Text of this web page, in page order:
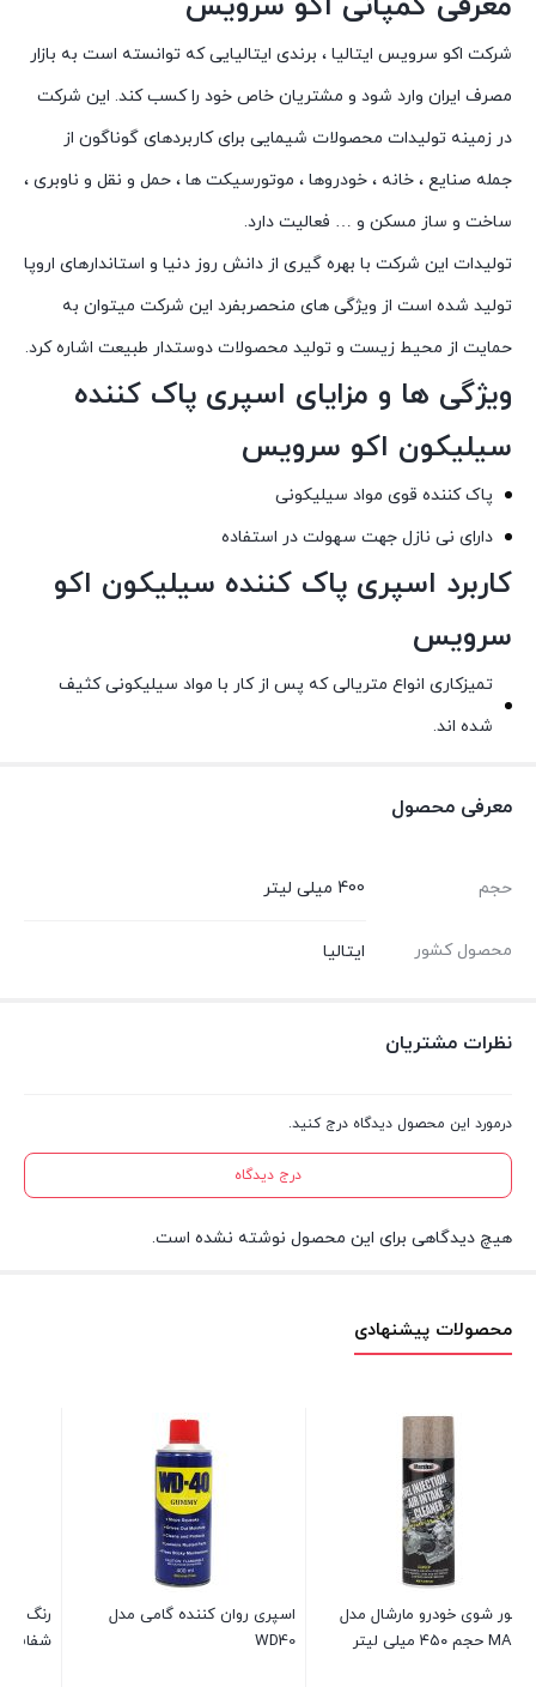
شرکت اکو سرویس ایتالیا ، برندی ایتالیایی که توانسته است به بازار
مصرف ایران وارد شود و مشتریان خاص خود را کسب کند. این شرکت
در زمینه تولیدات محصولات شیمایی برای کاربردهای گوناگون از
جمله صنایع ، خانه ، خودروها ، موتورسیکت ها ، حمل و نقل و ناوبری ،
ساخت و ساز مسکن و … فعالیت دارد.
تولیدات این شرکت با بهره گیری از دانش روز دنیا و استاندارهای اروپا
تولید شده است از ویژگی های منحصربفرد این شرکت میتوان به
حمایت از محیط زیست و تولید محصولات دوستدار طبیعت اشاره کرد.
ویژگی ها و مزایای اسپری پاک کننده
سیلیکون اکو سرویس
پاک کننده قوی مواد سیلیکونی
دارای نی نازل جهت سهولت در استفاده
کاربرد اسپری پاک کننده سیلیکون اکو
سرویس
تمیزکاری انواع متریالی که پس از کار با مواد سیلیکونی کثیف
شده اند.
معرفی محصول
حجم 400 میلی لیتر
محصول کشور ایتالیا
نظرات مشتریان
درمورد این محصول دیدگاه درج کنید.
درج دیدگاه
هیچ دیدگاهی برای این محصول نوشته نشده است.
محصولات پیشنهادی
اسپری روان کننده گامی مدل
WD40
رنگ رزین ترنسپرنت ( رنگ جوهری